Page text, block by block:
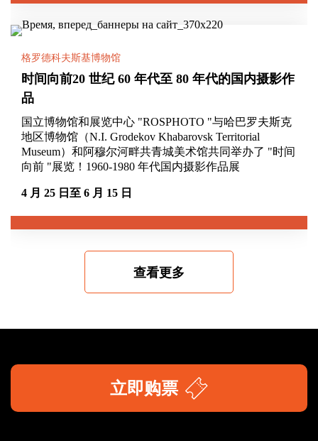
格罗德科夫斯基博物馆
时间向前20 世纪 60 年代至 80 年代的国内摄影作
品
国立博物馆和展览中心 "ROSPHOTO "与哈巴罗夫斯克
地区博物馆（N.I. Grodekov Khabarovsk Territorial
Museum）和阿穆尔河畔共青城美术馆共同举办了 "时间
向前 "展览！1960-1980 年代国内摄影作品展
4 月 25 日至 6 月 15 日
查看更多
立即购票